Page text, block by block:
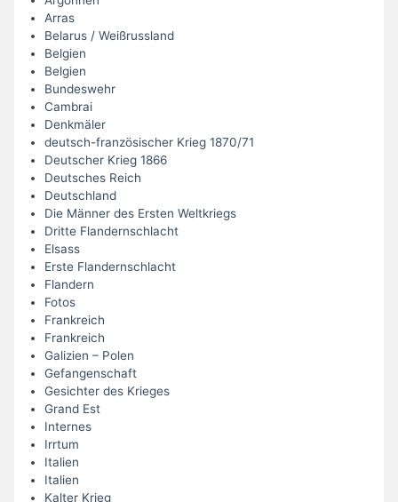
Arras
Belarus / Weißrussland
Belgien
Belgien
Bundeswehr
Cambrai
Denkmäler
deutsch-französischer Krieg 1870/71
Deutscher Krieg 1866
Deutsches Reich
Deutschland
Die Männer des Ersten Weltkriegs
Dritte Flandernschlacht
Elsass
Erste Flandernschlacht
Flandern
Fotos
Frankreich
Frankreich
Galizien – Polen
Gefangenschaft
Gesichter des Krieges
Grand Est
Internes
Irrtum
Italien
Italien
Kalter Krieg